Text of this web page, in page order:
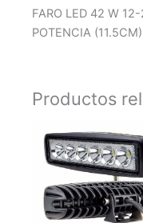
cantidad
FARO LED 42 W
POTENCIA (11.5CM)
Productos